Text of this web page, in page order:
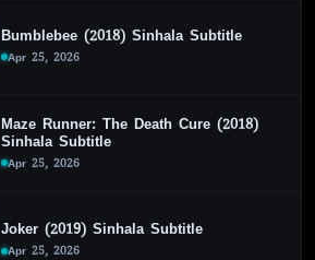
Bumblebee (2018) Sinhala Subtitle
Apr 25, 2026
Maze Runner: The Death Cure (2018)
Sinhala Subtitle
Apr 25, 2026
Joker (2019) Sinhala Subtitle
Apr 25, 2026